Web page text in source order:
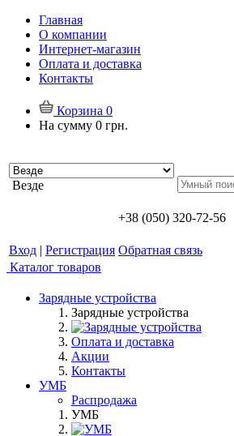
Главная
О компании
Интернет-магазин
Оплата и доставка
Контакты
Корзина 0
На сумму 0 грн.
Везде
+38 (050) 320-72-56
Вход | Регистрация Обратная связь
Каталог товаров
Зарядные устройства
Зарядные устройства
Оплата и доставка
Акции
Контакты
УМБ
Распродажа
УМБ